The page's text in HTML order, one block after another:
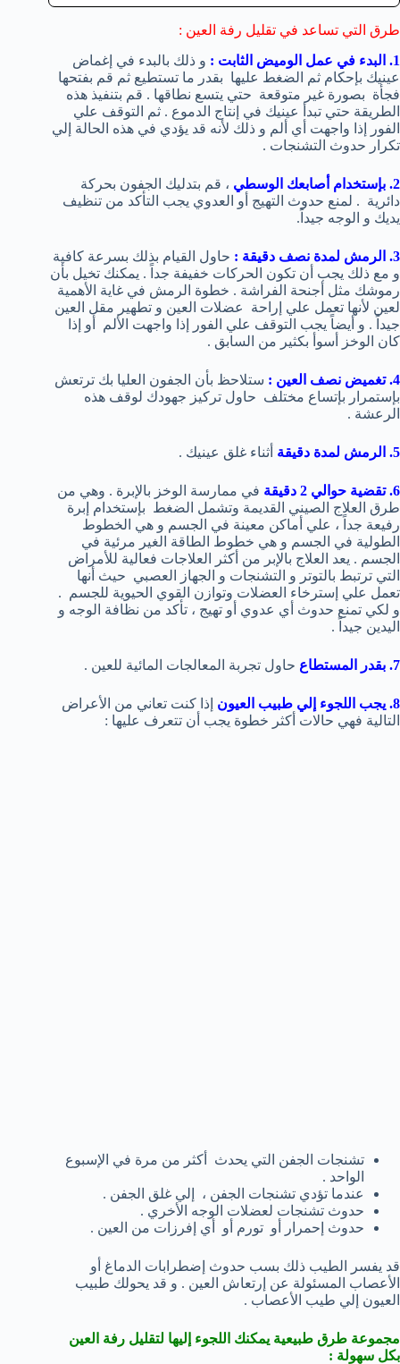
طرق التي تساعد في تقليل رفة العين :
1. البدء في عمل الوميض الثابت :
و ذلك بالبدء في إغماض
عينيك بإحكام ثم الضغط عليها بقدر ما تستطيع ثم قم بفتحها
فجأة بصورة غير متوقعة حتي يتسع نطاقها . قم بتنفيذ هذه
الطريقة حتي تبدأ عينيك في إنتاج الدموع . ثم التوقف علي
الفور إذا واجهت أي ألم و ذلك لأنه قد يؤدي في هذه الحالة إلي
تكرار حدوث التشنجات .
2. بإستخدام أصابعك الوسطي
، قم بتدليك الجفون بحركة
دائرية . لمنع حدوث التهيج أو العدوي يجب التأكد من تنظيف
يديك و الوجه جيداً.
3. الرمش لمدة نصف دقيقة :
حاول القيام بذلك بسرعة كافية
و مع ذلك يجب أن تكون الحركات خفيفة جداً . يمكنك تخيل بأن
رموشك مثل أجنحة الفراشة . خطوة الرمش في غاية الأهمية
لعين لأنها تعمل علي إراحة عضلات العين و تطهير مقل العين
جيداً . و أيضاً يجب التوقف علي الفور إذا واجهت الألم أو إذا
كان الوخز أسوأ بكثير من السابق .
4. تغميض نصف العين :
ستلاحظ بأن الجفون العليا بك ترتعش
بإستمرار بإتساع مختلف حاول تركيز جهودك لوقف هذه
الرعشة .
5. الرمش لمدة دقيقة أثناء غلق عينيك .
6. تقضية حوالي 2 دقيقة
في ممارسة الوخز بالإبرة . وهي من
طرق العلاج الصيني القديمة وتشمل الضغط بإستخدام إبرة
رفيعة جداً ، علي أماكن معينة في الجسم و هي الخطوط
الطولية في الجسم و هي خطوط الطاقة الغير مرئية في
الجسم . يعد العلاج بالإبر من أكثر العلاجات فعالية للأمراض
التي ترتبط بالتوتر و التشنجات و الجهاز العصبي حيث أنها
تعمل علي إسترخاء العضلات وتوازن القوي الحيوية للجسم .
و لكي تمنع حدوث أي عدوي أو تهيج ، تأكد من نظافة الوجه و
اليدين جيداً .
7. بقدر المستطاع حاول تجربة المعالجات المائية للعين .
8. يجب اللجوء إلي طبيب العيون
إذا كنت تعاني من الأعراض
التالية فهي حالات أكثر خطوة يجب أن تتعرف عليها :
تشنجات الجفن التي يحدث أكثر من مرة في الإسبوع
الواحد .
عندما تؤدي تشنجات الجفن ، إلي غلق الجفن .
حدوث تشنجات لعضلات الوجه الأخري .
حدوث إحمرار أو تورم أو أي إفرزات من العين .
قد يفسر الطيب ذلك بسب حدوث إضطرابات الدماغ أو
الأعصاب المسئولة عن إرتعاش العين . و قد يحولك طبيب
العيون إلي طيب الأعصاب .
مجموعة طرق طبيعية يمكنك اللجوء إليها لتقليل رفة العين
بكل سهولة :